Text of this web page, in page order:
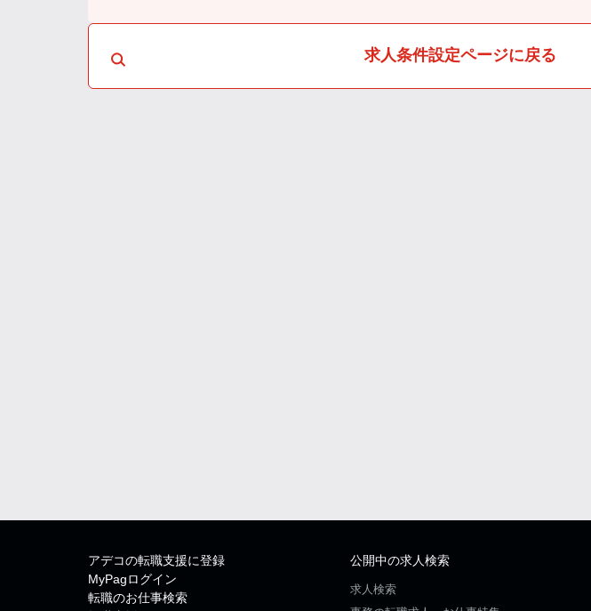
求人条件設定ページに戻る
アデコの転職支援に登録
MyPagログイン
転職のお仕事検索
公開中の求人検索
求人検索